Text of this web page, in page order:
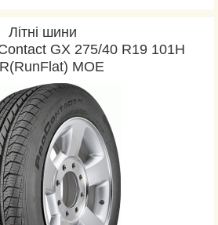
Літні шини
GX 275/40 R19 101H
MOE